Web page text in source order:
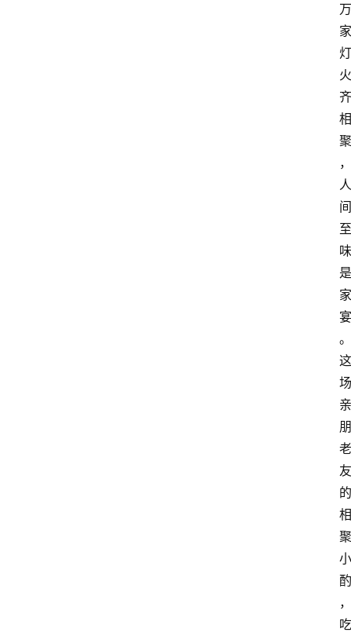
万
家
灯
火
齐
相
聚
，
人
间
至
味
是
家
宴
。
这
场
亲
朋
老
友
的
相
聚
小
酌
，
吃